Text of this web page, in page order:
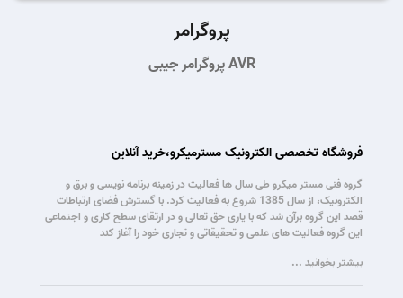
پروگرامر
پروگرامر جیبی AVR
فروشگاه تخصصی الکترونیک مسترمیکرو،خرید آنلاین
گروه فنی مستر میکرو طی سال ها فعالیت در زمینه برنامه نویسی و برق و
الکترونیک، از سال 1385 شروع به فعالیت کرد. با گسترش فضای ارتباطات
قصد این گروه برآن شد که با یاری حق تعالی و در ارتقای سطح کاری و اجتماعی
این گروه فعالیت های علمی و تحقیقاتی و تجاری خود را آغاز کند
بیشتر بخوانید ...